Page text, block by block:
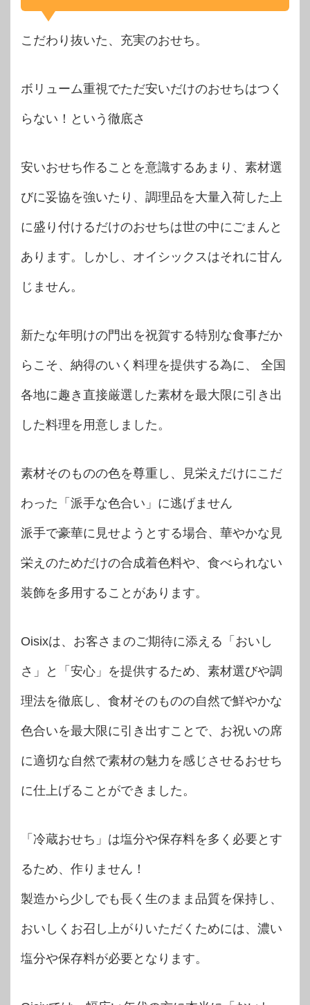
こだわり抜いた、充実のおせち。
ボリューム重視でただ安いだけのおせちはつく
らない！という徹底さ
安いおせち作ることを意識するあまり、素材選
びに妥協を強いたり、調理品を大量入荷した上
に盛り付けるだけのおせちは世の中にごまんと
あります。しかし、オイシックスはそれに甘ん
じません。
新たな年明けの門出を祝賀する特別な食事だか
らこそ、納得のいく料理を提供する為に、 全国
各地に趣き直接厳選した素材を最大限に引き出
した料理を用意しました。
素材そのものの色を尊重し、見栄えだけにこだ
わった「派手な色合い」に逃げません
派手で豪華に見せようとする場合、華やかな見
栄えのためだけの合成着色料や、食べられない
装飾を多用することがあります。
Oisixは、お客さまのご期待に添える「おいし
さ」と「安心」を提供するため、素材選びや調
理法を徹底し、食材そのものの自然で鮮やかな
色合いを最大限に引き出すことで、お祝いの席
に適切な自然で素材の魅力を感じさせるおせち
に仕上げることができました。
「冷蔵おせち」は塩分や保存料を多く必要とす
るため、作りません！
製造から少しでも長く生のまま品質を保持し、
おいしくお召し上がりいただくためには、濃い
塩分や保存料が必要となります。